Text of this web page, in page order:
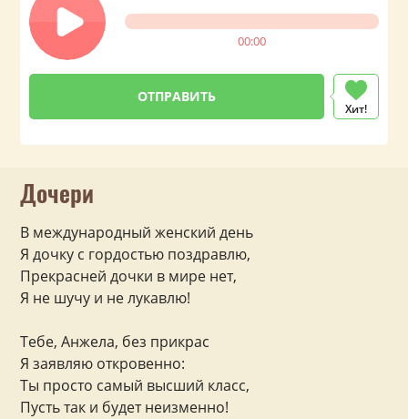
00:00
Хит!
Дочери
В международный женский день
Я дочку с гордостью поздравлю,
Прекрасней дочки в мире нет,
Я не шучу и не лукавлю!
Тебе, Анжела, без прикрас
Я заявляю откровенно:
Ты просто самый высший класс,
Пусть так и будет неизменно!